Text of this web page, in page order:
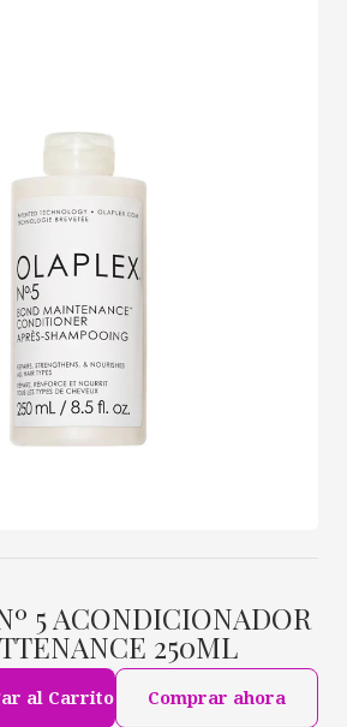
5 ACONDICIONADOR
250ML
al Carrito Comprar ahora